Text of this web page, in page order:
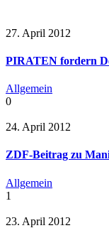
27. April 2012
PIRATEN fordern
Allgemein
0
24. April 2012
ZDF-Beitrag zu
Allgemein
1
23. April 2012